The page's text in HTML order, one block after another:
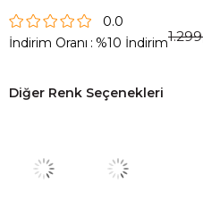
0.0
İndirim Oranı : %10 İndirim
Diğer Renk Seçenekleri